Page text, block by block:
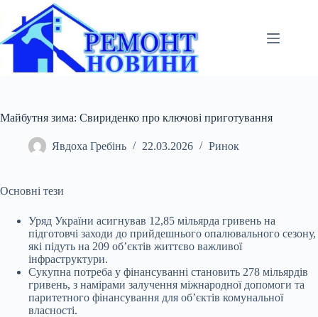
вмісту
Майбутня зима: Свириденко про ключові приготування
Явдоха Гребінь 22.03.2026 Ринок
Основні тези
Уряд України асигнував 12,85 мільярда гривень на
підготовчі заходи до прийдешнього опалювального сезону,
які підуть на 209 об’єктів життєво важливої
інфраструктури.
Сукупна потреба у фінансуванні становить 278 мільярдів
гривень, з намірами залучення міжнародної допомоги та
паритетного фінансування для об’єктів комунальної
власності.